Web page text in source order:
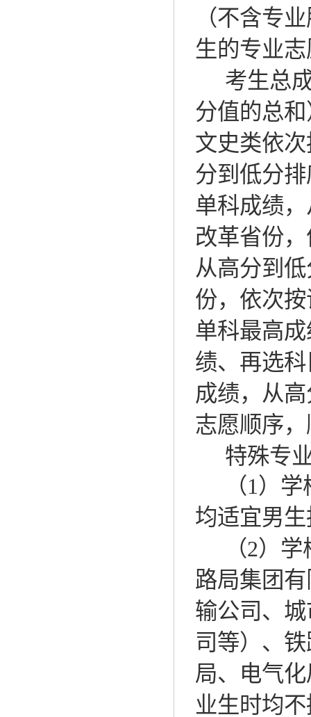
（不含专
生的专业
考生总
分值的总
文史类依
分到低分
单科成绩
改革省份
从高分到
份，依次
单科最高
绩、再选
成绩，从
志愿顺序
特殊专
（1 ） 学
均适宜男
（2） 学
路局集团
输公司、
司等）、
局、电气
业生时均